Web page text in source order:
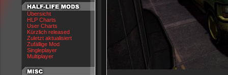
Übersicht
HLP Charts
User Charts
Kürzlich released
Zuletzt aktualisiert
Zufällige Mod
Singleplayer
Multiplayer